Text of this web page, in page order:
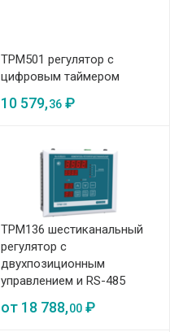
ТРМ501 регулятор с
цифровым таймером
10 579,36₽
ТРМ136 шестиканальный
регулятор с
двухпозиционным
управлением и RS-485
от 18 788,00₽